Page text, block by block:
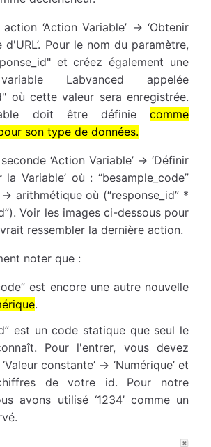
‘Action Variable’ → ‘Obtenir
d'URL’. Pour le nom du paramètre,
et créez également une
Labvanced appelée
où cette valeur sera enregistrée.
doit être définie comme
pour son type de données.
‘Action Variable’ → ‘Définir
Variable’ où : “besample_code”
arithmétique où (“response_id” *
Voir les images ci-dessous pour
ressembler la dernière action.
noter que :
est encore une autre nouvelle
.
est un code statique que seul le
Pour l'entrer, vous devez
constante’ → ‘Numérique’ et
de votre id. Pour notre
avons utilisé ‘1234’ comme un